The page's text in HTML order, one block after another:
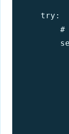
    try:
#